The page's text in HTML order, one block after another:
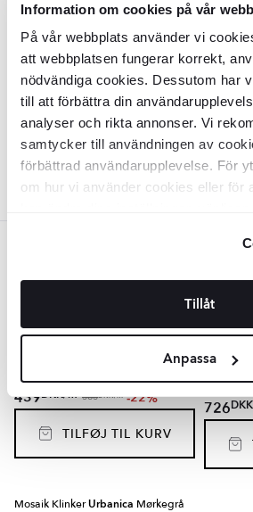
Information om cookies på vår
På vår webbplats använder vi
att webbplatsen fungerar korrekt,
nödvändiga cookies. Dessutom har
till att förbättra din
analyser och rikta annonser. Vi
samtycker till användningen av
förbättrad användarupplevelse. För
om hur vi använder cookies eller för
Tillåt
Anpassa
Mosaik KlinkerUrbanicaGrå Mat
KLV2774
Kant:Rak
Materiale:Granitkeramik
219DKK 237 DKK-8%
TILFØJ TIL KURV
Klinker
KLV2765
Materiale:Granitkeramik
439DKK/m 563DKK/m -22%
TILFØJ TIL KURV
Mørkegrå
Overflade:
726DKK
Mosaik KlinkerUrbanica Mørkegrå